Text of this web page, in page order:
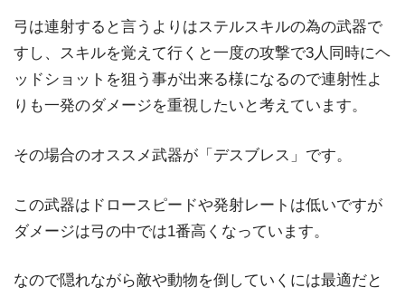
弓は連射すると言うよりはステルスキルの為の武器で
すし、スキルを覚えて行くと一度の攻撃で3人同時にヘ
ッドショットを狙う事が出来る様になるので連射性よ
りも一発のダメージを重視したいと考えています。
その場合のオススメ武器が「デスブレス」です。
この武器はドロースピードや発射レートは低いですが
ダメージは弓の中では1番高くなっています。
なので隠れながら敵や動物を倒していくには最適だと